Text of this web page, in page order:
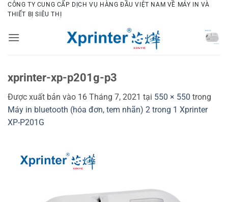
Bỏ
qua
dung
CÔNG TY CUNG CẤP DỊCH VỤ HÀNG ĐẦU VIỆT NAM VỀ MÁY IN VÀ
THIẾT BỊ SIÊU THỊ
xprinter-xp-p201g-p3
Được xuất bản vào 16 Tháng 7, 2021 tại 550 × 550 trong
Máy in bluetooth (hóa đơn, tem nhãn) 2 trong 1 Xprinter
XP-P201G